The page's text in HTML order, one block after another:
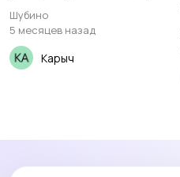
Шубино
5 месяцев назад
Карыч